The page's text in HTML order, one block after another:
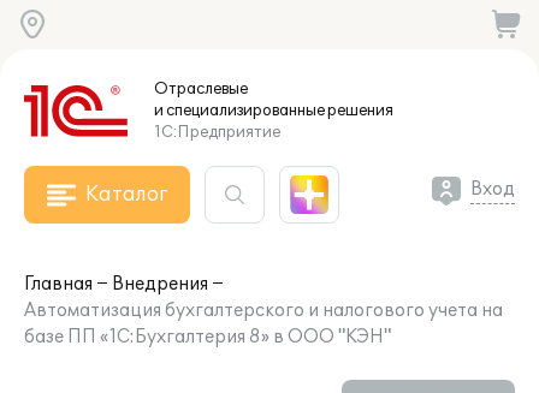
Отраслевые
и специализированныерешения
1С:Предприятие
Каталог Вход
Главная
Внедрения
Автоматизация бухгалтерского и налогового учета на
базе ПП «1С:Бухгалтерия 8» в ООО "КЭН"